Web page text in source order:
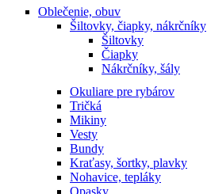
Oblečenie, obuv
Šiltovky, čiapky, nákrčníky
Šiltovky
Čiapky
Nákrčníky, šály
Okuliare pre rybárov
Tričká
Mikiny
Vesty
Bundy
Kraťasy, šortky, plavky
Nohavice, tepláky
Opasky